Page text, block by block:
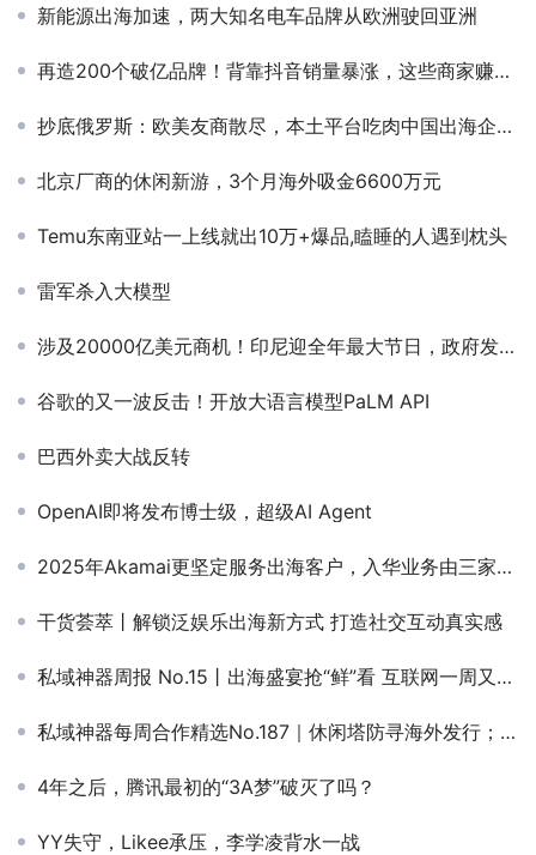
新能源出海加速，两大知名电车品牌从欧洲驶回亚洲
再造200个破亿品牌！背靠抖音销量暴涨，这些商家赚疯了！
抄底俄罗斯：欧美友商散尽，本土平台吃肉中国出海企业喝汤
北京厂商的休闲新游，3个月海外吸金6600万元
Temu东南亚站一上线就出10万+爆品,瞌睡的人遇到枕头
雷军杀入大模型
涉及20000亿美元商机！印尼迎全年最大节日，政府发放节日补贴
谷歌的又一波反击！开放大语言模型PaLM API
巴西外卖大战反转
OpenAI即将发布博士级，超级AI Agent
2025年Akamai更坚定服务出海客户，入华业务由三家国内合作承接
干货荟萃丨解锁泛娱乐出海新方式 打造社交互动真实感
私域神器周报 No.15丨出海盛宴抢“鲜”看 互联网一周又有哪些大事
私域神器每周合作精选No.187｜休闲塔防寻海外发行；寻澳大利亚支付通道；寻俄罗斯投放的团队/个人；印度电子游戏寻流量合作
4年之后，腾讯最初的“3A梦”破灭了吗？
YY失守，Likee承压，李学凌背水一战